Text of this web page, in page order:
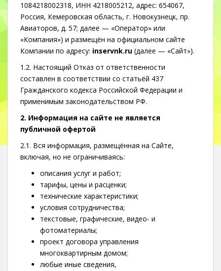
1084218002318, ИНН 4218005212, адрес: 654067,
Россия, Кемеровская область, г. Новокузнецк, пр.
Авиаторов, д. 57; далее — «Оператор» или
«Компания») и размещён на официальном сайте
Компании по адресу: inservnk.ru (далее — «Сайт»).
1.2. Настоящий Отказ от ответственности
составлен в соответствии со статьёй 437
Гражданского кодекса Российской Федерации и
применимым законодательством РФ.
2. Информация на сайте не является
публичной офертой
2.1. Вся информация, размещённая на Сайте,
включая, но не ограничиваясь:
описания услуг и работ;
тарифы, цены и расценки;
технические характеристики;
условия сотрудничества;
текстовые, графические, видео- и
фотоматериалы;
проект договора управления
многоквартирным домом;
любые иные сведения,